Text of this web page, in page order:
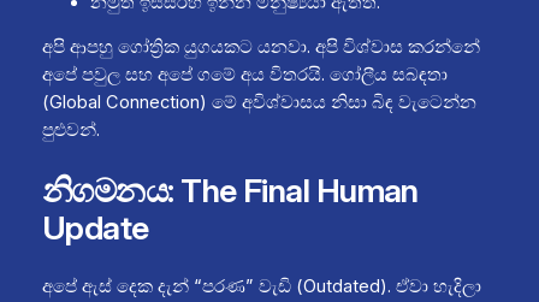
අපි ආපහු ගෝත්‍රික යුගයකට යනවා. අපි විශ්වාස කරන්නේ
අපේ පවුල සහ අපේ ගමේ අය විතරයි. ගෝලීය සබඳතා
(Global Connection) මේ අවිශ්වාසය නිසා බිඳ වැටෙන්න
පුළුවන්.
නිගමනය: The Final Human
Update
අපේ ඇස් දෙක දැන් “පරණ” වැඩි (Outdated). ඒවා හැදිලා